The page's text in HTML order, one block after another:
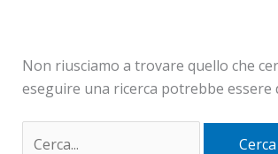
Non riusciamo a trovare quello che
eseguire una ricerca potrebbe essere